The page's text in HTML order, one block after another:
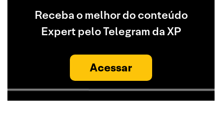
Receba o melhor do conteúdo
Expert pelo Telegram da XP
Acessar